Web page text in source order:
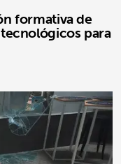
formativa de
para